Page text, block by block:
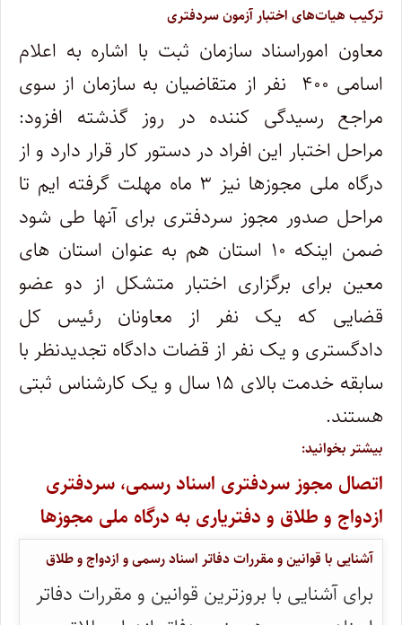
ترکیب هیات‌های اختبار آزمون سردفتری
معاون اموراسناد سازمان ثبت با اشاره به اعلام
اسامی ۴۰۰ نفر از متقاضیان به سازمان از سوی
مراجع رسیدگی کننده در روز گذشته افزود:
مراحل اختبار این افراد در دستور کار قرار دارد و از
درگاه ملی مجوزها نیز ۳ ماه مهلت گرفته ایم تا
مراحل صدور مجوز سردفتری برای آنها طی شود
ضمن اینکه ۱۰ استان هم به عنوان استان های
معین برای برگزاری اختبار متشکل از دو عضو
قضایی که یک نفر از معاونان رئیس کل
دادگستری و یک نفر از قضات دادگاه تجدیدنظر با
سابقه خدمت بالای ۱۵ سال و یک کارشناس ثبتی
هستند.
بیشتر بخوانید:
اتصال مجوز سردفتری اسناد رسمی، سردفتری
ازدواج و طلاق و دفتریاری به درگاه ملی مجوزها
آشنایی با قوانین و مقررات دفاتر اسناد رسمی و ازدواج و طلاق
برای آشنایی با بروزترین قوانین و مقررات دفاتر